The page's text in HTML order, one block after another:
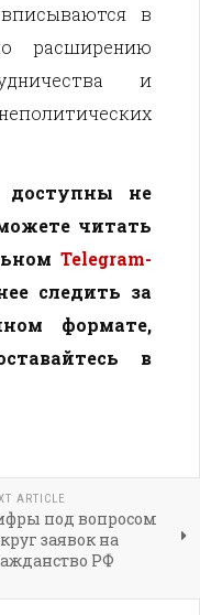
в
расширению
и
доступны не
читать
Telegram-
следить за
формате,
в
ARTICLE
под вопросом
заявок на
РФ